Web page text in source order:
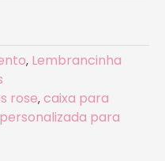
, Lembrancinha
rose, caixa para
para